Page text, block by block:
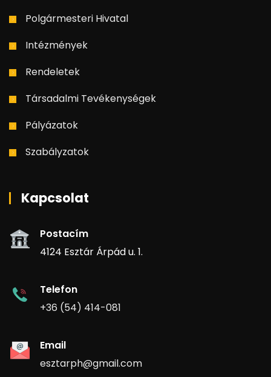
Polgármesteri Hivatal
Intézmények
Rendeletek
Társadalmi Tevékenységek
Pályázatok
Szabályzatok
Kapcsolat
Postacím
4124 Esztár Árpád u. 1.
Telefon
+36 (54) 414-081
Email
esztarph@gmail.com